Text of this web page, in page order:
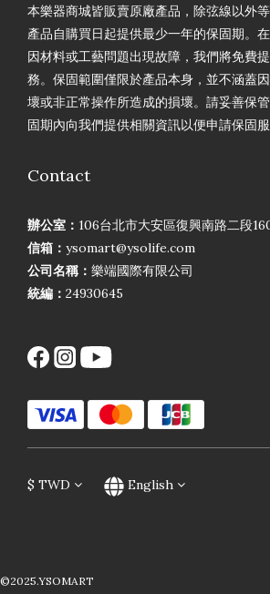
本樂器商城皆販賣原廠產品，除弦線以外
產品自購買日起提供最少一年的保固期。
因材料或工藝問題出現故障，我們將免費
務。保固範圍僅限於產品本身，並不涵蓋
壞或非正常操作所造成的損壞。請妥善保
固期內向我們提供相關資訊以便申請保固服
Contact
辦公室： 106台北市大安區復興南路二段
信箱： ysomart@ysolife.com
公司名稱： 樂端國際有限公司
統編： 24930645
$ TWD English
©2025.YSOMART